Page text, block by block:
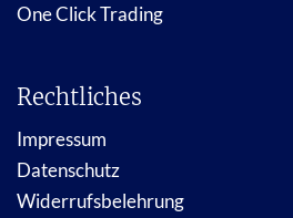
One Click Trading
Rechtliches
Impressum
Datenschutz
Widerrufsbelehrung